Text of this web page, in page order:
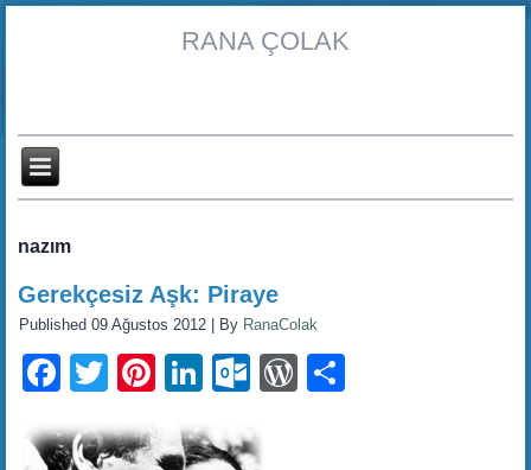
RANA ÇOLAK
nazım
Gerekçesiz Aşk: Piraye
Published 09 Ağustos 2012 By RanaColak
Facebook
TwitterPinterest
LinkedIn
Outlook.com
WordPress